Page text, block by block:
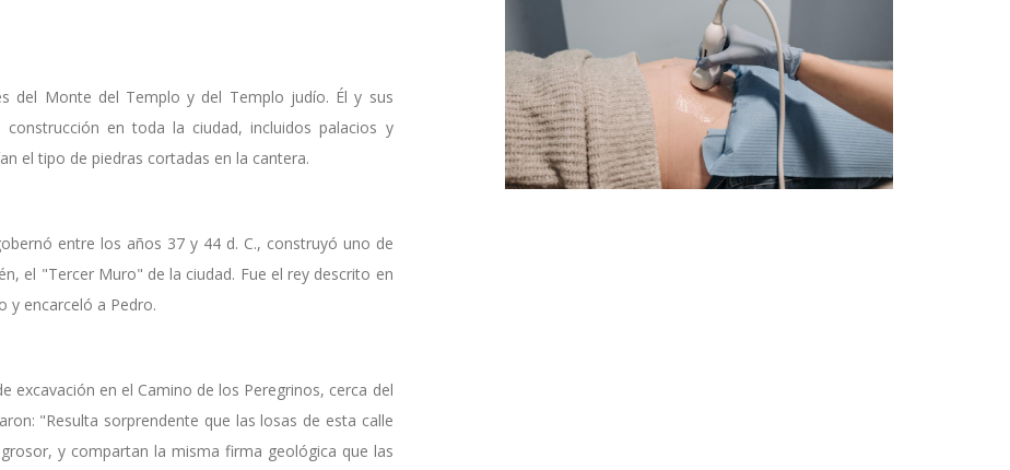
del Monte del Templo y del Templo judío. Él y sus
en toda la ciudad, incluidos palacios y
el tipo de piedras cortadas en la cantera.
entre los años 37 y 44 d. C., construyó uno de
el "Tercer Muro" de la ciudad. Fue el rey descrito en
y encarceló a Pedro.
excavación en el Camino de los Peregrinos, cerca del
"Resulta sorprendente que las losas de esta calle
y compartan la misma firma geológica que las